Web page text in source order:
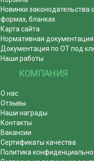
Новинки законодательства
формах, бланках
Карта сайта
Нормативная документация
Документация по ОТ под
Наши работы
КОМПАНИЯ
О нас
Отзывы
Наши награды
Контакты
Вакансии
Сертификаты качества
Политика